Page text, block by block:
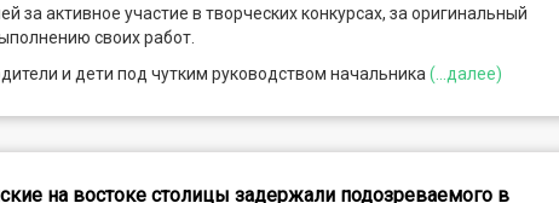
за активное участие в творческих конкурсах, за оригинальный
своих работ.
и дети под чутким руководством начальника (...далее)
на востоке столицы задержали подозреваемого в